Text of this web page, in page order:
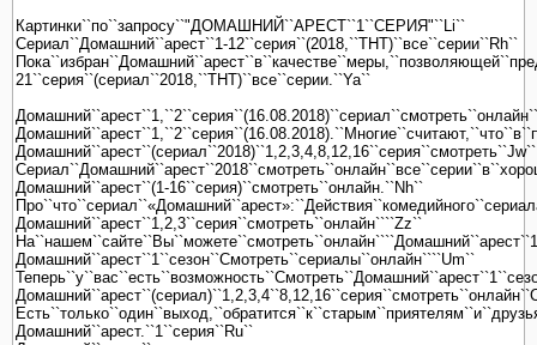
Картинки``по``запросу``"ДОМАШНИЙ``АРЕСТ``1``СЕРИЯ"``Li``
Сериал``Домашний``арест``1-12``серия``(2018,``ТНТ)``все``серии``Rh``
21``серия``(сериал``2018,``ТНТ)``все``серии.``Ya``
Домашний``арест``(сериал``2018)``1,2,3,4,8,12,16``серия``смотреть``Jw``
Домашний``арест``(1-16``серия)``смотреть``онлайн.``Nh``
Домашний``арест``1,2,3``серия``смотреть``онлайн````Zz``
Домашний``арест``1``сезон``Смотреть``сериалы``онлайн````Um``
Домашний``арест.``1``серия``Ru``